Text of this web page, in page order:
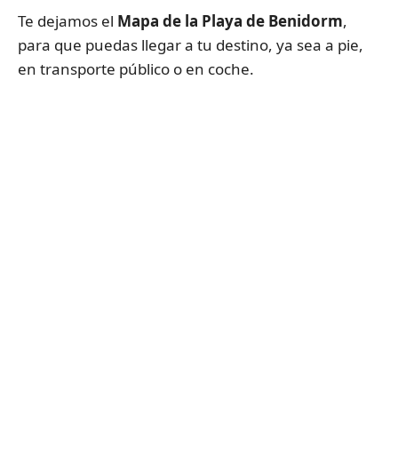
Te dejamos el Mapa de la Playa de Benidorm,
para que puedas llegar a tu destino, ya sea a pie,
en transporte público o en coche.